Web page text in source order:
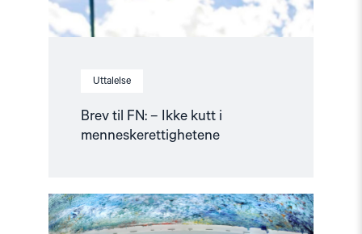
Uttalelse
Brev til FN: – Ikke kutt i
menneskerettighetene
Read
article
"Rapport